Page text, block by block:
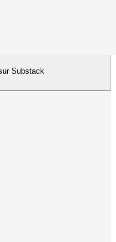
Substack